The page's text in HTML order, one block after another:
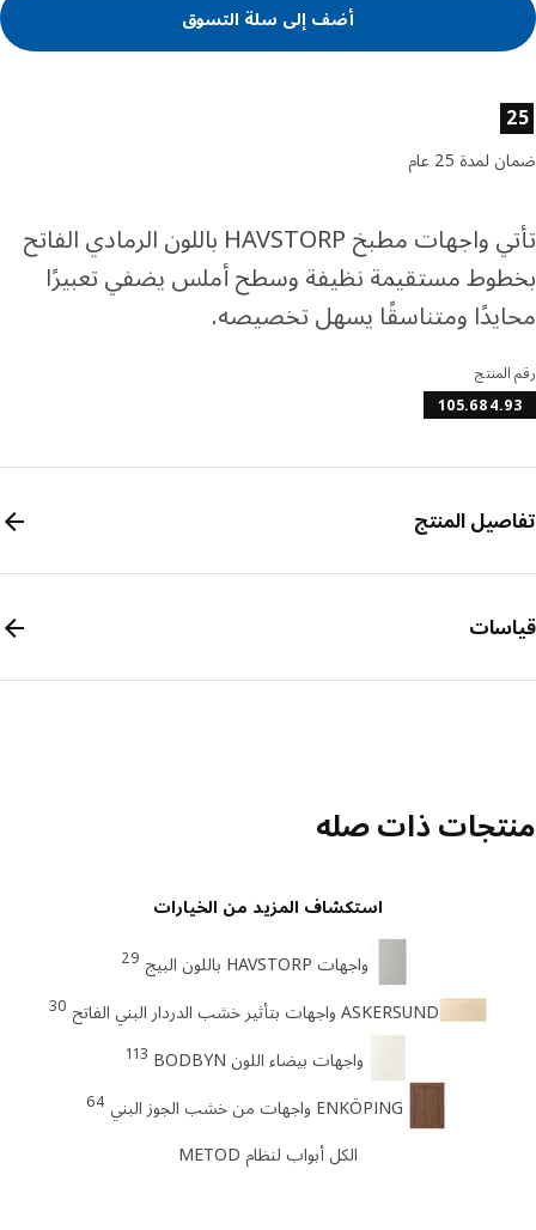
أضف إلى سلة التسوق
المنتج
25 عام
تأتي واجهات مطبخ HAVSTORP باللون الرمادي الفاتح
مستقيمة نظيفة وسطح أملس يضفي تعبيرًا
ومتناسقًا يسهل تخصيصه.
المنتج
ذات صله
استكشاف المزيد من الخيارات
واجهات HAVSTORP باللون البيج
ASKERSUND واجهات بتأثير خشب الدردار البني الفاتح 30
واجهات بيضاء اللون BODBYN 113
ENKÖPING واجهات من خشب الجوز البني 64
الكل أبواب لنظام METOD